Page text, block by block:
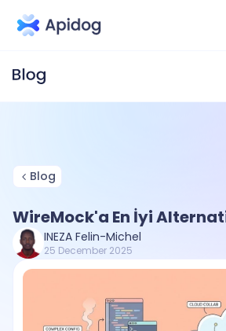
Blog
WireMock'a En İyi
INEZA Felin-Michel
25 December 2025